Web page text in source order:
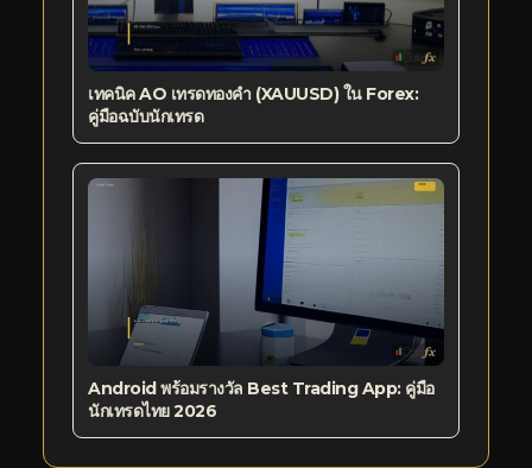
เทคนิค AO เทรดทองคำ (XAUUSD) ใน Forex:
คู่มือฉบับนักเทรด
Android พร้อมรางวัล Best Trading App: คู่มือ
นักเทรดไทย 2026